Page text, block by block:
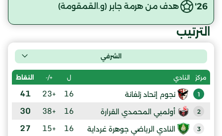
26' هدف من هرمة جابر (و.القمقومة)
الترتيب
الشرفي
مركز النادي ل +/- النقاط
1 نجوم إتحاد زلفانة 16
+23
41
2 أولمبي المحمدي القرارة 16
+38
30
3 النادي الرياضي جوهرة غرداية 16
+15
27